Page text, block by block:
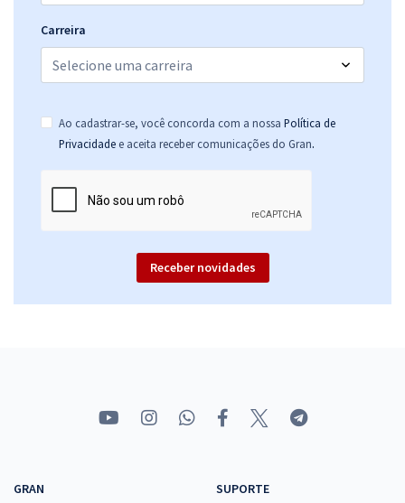
Carreira
Ao cadastrar-se, você concorda com a nossa Política de
Privacidade e aceita receber comunicações do Gran.
Receber novidades
GRAN
SUPORTE